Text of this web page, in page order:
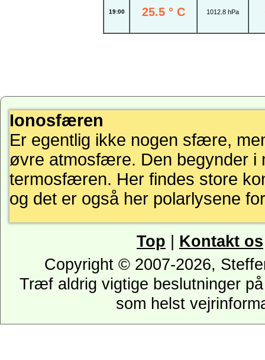
19:00 25.5 ° C 1012.8 hPa
Ionosfæren
Er egentlig ikke nogen sfære,
øvre atmosfære. Den begynder
termosfæren. Her findes store
og det er også her polarlysene
Top
Kontakt os
Copyright © 2007-2026,
Træf aldrig vigtige beslutninger
som helst